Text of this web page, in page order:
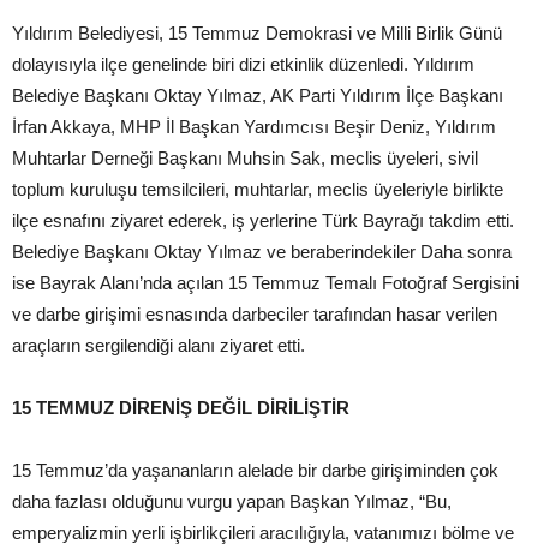
Yıldırım Belediyesi, 15 Temmuz Demokrasi ve Milli Birlik Günü
dolayısıyla ilçe genelinde biri dizi etkinlik düzenledi. Yıldırım
Belediye Başkanı Oktay Yılmaz, AK Parti Yıldırım İlçe Başkanı
İrfan Akkaya, MHP İl Başkan Yardımcısı Beşir Deniz, Yıldırım
Muhtarlar Derneği Başkanı Muhsin Sak, meclis üyeleri, sivil
toplum kuruluşu temsilcileri, muhtarlar, meclis üyeleriyle birlikte
ilçe esnafını ziyaret ederek, iş yerlerine Türk Bayrağı takdim etti.
Belediye Başkanı Oktay Yılmaz ve beraberindekiler Daha sonra
ise Bayrak Alanı’nda açılan 15 Temmuz Temalı Fotoğraf Sergisini
ve darbe girişimi esnasında darbeciler tarafından hasar verilen
araçların sergilendiği alanı ziyaret etti.
15 TEMMUZ DİRENİŞ DEĞİL DİRİLİŞTİR
15 Temmuz’da yaşananların alelade bir darbe girişiminden çok
daha fazlası olduğunu vurgu yapan Başkan Yılmaz, “Bu,
emperyalizmin yerli işbirlikçileri aracılığıyla, vatanımızı bölme ve